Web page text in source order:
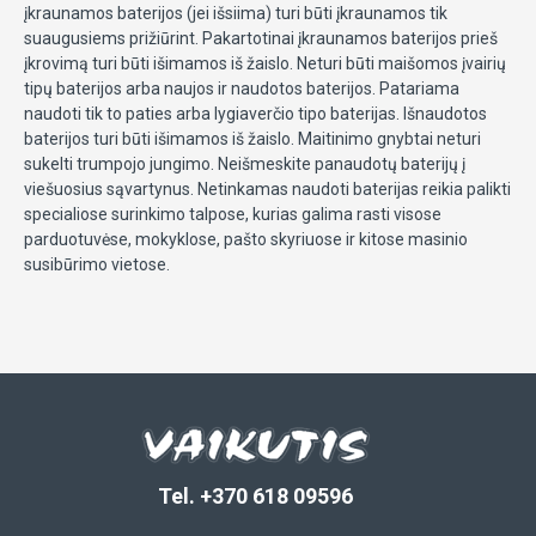
įkraunamos baterijos (jei išsiima) turi būti įkraunamos tik
suaugusiems prižiūrint. Pakartotinai įkraunamos baterijos prieš
įkrovimą turi būti išimamos iš žaislo. Neturi būti maišomos įvairių
tipų baterijos arba naujos ir naudotos baterijos. Patariama
naudoti tik to paties arba lygiaverčio tipo baterijas. Išnaudotos
baterijos turi būti išimamos iš žaislo. Maitinimo gnybtai neturi
sukelti trumpojo jungimo. Neišmeskite panaudotų baterijų į
viešuosius sąvartynus. Netinkamas naudoti baterijas reikia palikti
specialiose surinkimo talpose, kurias galima rasti visose
parduotuvėse, mokyklose, pašto skyriuose ir kitose masinio
susibūrimo vietose.
Tel. +370 618 09596